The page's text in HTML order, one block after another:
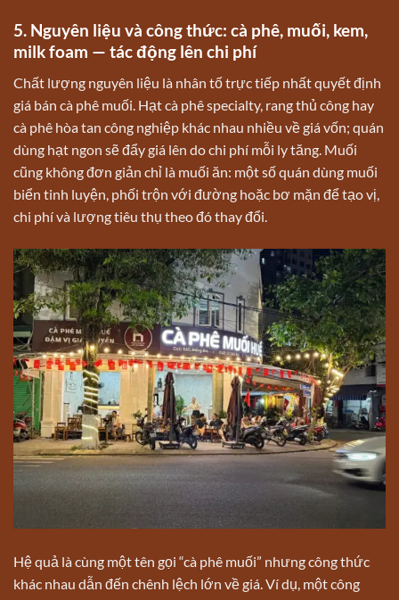
5. Nguyên liệu và công thức: cà phê, muối, kem,
milk foam — tác động lên chi phí
Chất lượng nguyên liệu là nhân tố trực tiếp nhất quyết định
giá bán cà phê muối. Hạt cà phê specialty, rang thủ công hay
cà phê hòa tan công nghiệp khác nhau nhiều về giá vốn; quán
dùng hạt ngon sẽ đẩy giá lên do chi phí mỗi ly tăng. Muối
cũng không đơn giản chỉ là muối ăn: một số quán dùng muối
biển tinh luyện, phối trộn với đường hoặc bơ mặn để tạo vị,
chi phí và lượng tiêu thụ theo đó thay đổi.
Hệ quả là cùng một tên gọi “cà phê muối” nhưng công thức
khác nhau dẫn đến chênh lệch lớn về giá. Ví dụ, một công